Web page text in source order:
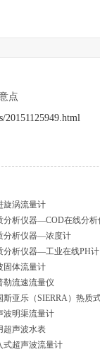
点
旋涡流量计
分析仪器—COD在线分析
分析仪器—浓度计
分析仪器—工业在线PH计
固体流量计
勒流速流量仪
斯亚乐（SIERRA）热质
波明渠流量计
超声波水表
式超声波流量计